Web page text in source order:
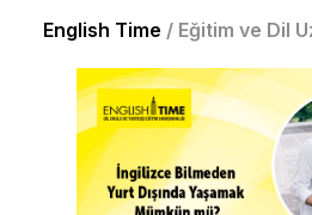
English Time / Eğitim ve Dil